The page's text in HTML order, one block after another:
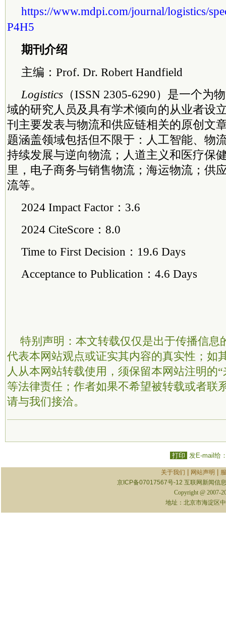
https://www.mdpi.com/journal/logistics/
P4H5
期刊介绍
主编：Prof. Dr. Robert Handfield
Logistics （ISSN 2305-6290）是一个为
域的研究人员及具有学术倾向的从业者设
刊主要发表与物流和供应链相关的原创文
题涵盖领域包括但不限于：人工智能、物
持续发展与逆向物流；人道主义和医疗保
里，电子商务与销售物流；海运物流；供
流等。
2024 Impact Factor：3.6
2024 CiteScore：8.0
Time to First Decision：19.6 Days
Acceptance to Publication：4.6 Days
特别声明：本文转载仅仅是出于传播信息
代表本网站观点或证实其内容的真实性；如
人从本网站转载使用，须保留本网站注明的
等法律责任；作者如果不希望被转载或者联
请与我们接洽。
打印 发E-mail给
关于我们 网站声明
京ICP备07017567号-12 互联网新闻信
Copyright @ 2007-
地址：北京市海淀区